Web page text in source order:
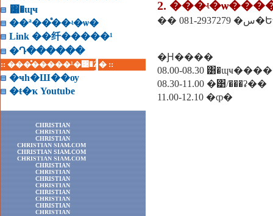
͸�ɰҹ
��ª��ͤ��ʵ�ѡ�
Link ��纤�����¹
�Դ������
:: ���ͤ�����¹�͹�Ź� ::
�ҹһ�Ш��ѹ
�ŧ�ҡ Youtube
CHRISTIAN
CHRISTIAN
CHRISTIAN
CHRISTIAN SIAM.COM
CHRISTIAN SIAM.COM
CHRISTIAN SIAM.COM
CHRISTIAN
CHRISTIAN
CHRISTIAN
CHRISTIAN
CHRISTIAN
CHRISTIAN
CHRISTIAN
CHRISTIAN
2. ���ʵ�ѡ�
�Ԩ����
08.30-11.00 �͹/���ʡ��
11.00-12.10 �ȹ�